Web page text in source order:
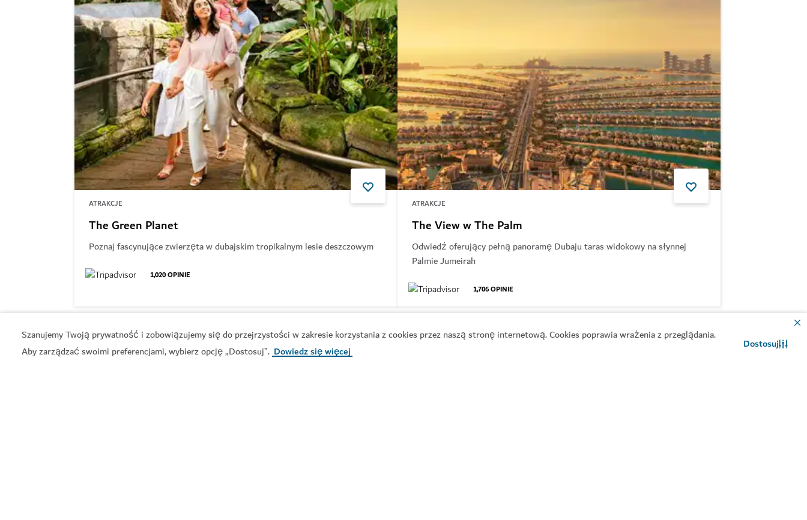
Szanujemy Twoją prywatność i zobowiązujemy się do przejrzystości w zakresie korzystania z cookies przez naszą stronę internetową. Cookies poprawia wrażenia z przeglądania.
Aby zarządzać swoimi preferencjami, wybierz opcję „Dostosuj”. Dowiedz się więcej Dostosuj
ATRAKCJE
The Green Planet
Poznaj fascynujące zwierzęta w dubajskim tropikalnym lesie deszczowym
1,020OPINIE
ATRAKCJE
The View w The Palm
Odwiedź oferujący pełną panoramę Dubaju taras widokowy na słynnej
Palmie Jumeirah
1,706OPINIE